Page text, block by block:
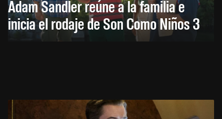
Adam Sandler reúne a la familia e
inicia el rodaje de Son Como Niños 3